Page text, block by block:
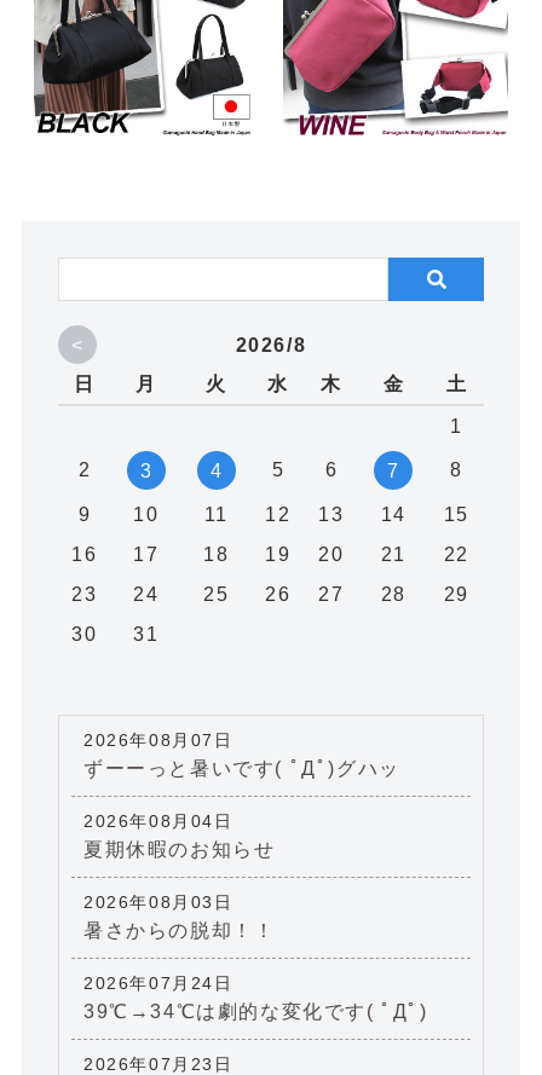
<
2026/8
日
月 火 水 木 金 土
1
2 3 4 5 6 7 8
9 10 11 12 13 14
15
16
17 18 19 20 21
22
23
24 25 26 27 28
29
30
31
2026年08月07日
ずーーっと暑いです( ﾟДﾟ)グハッ
2026年08月04日
夏期休暇のお知らせ
2026年08月03日
暑さからの脱却！！
2026年07月24日
39℃→34℃は劇的な変化です( ﾟДﾟ)
2026年07月23日